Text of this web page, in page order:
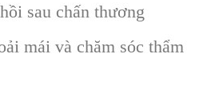
sau chấn thương
mái và chăm sóc thẩm